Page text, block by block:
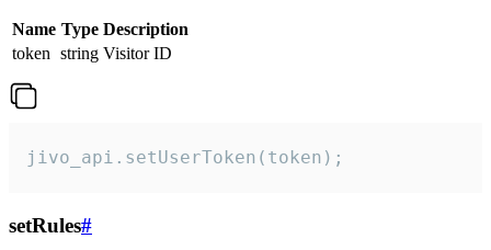
Name Type Description
token string Visitor ID
jivo_api.setUserToken(token);
setRules#